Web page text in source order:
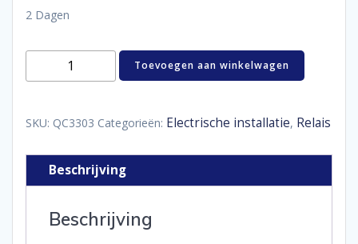
2 Dagen
Relais
contact
max
aantal
Toevoegen aan winkelwagen
SKU: QC3303 Categorieën: Electrische installatie, Relais
Beschrijving
Beschrijving